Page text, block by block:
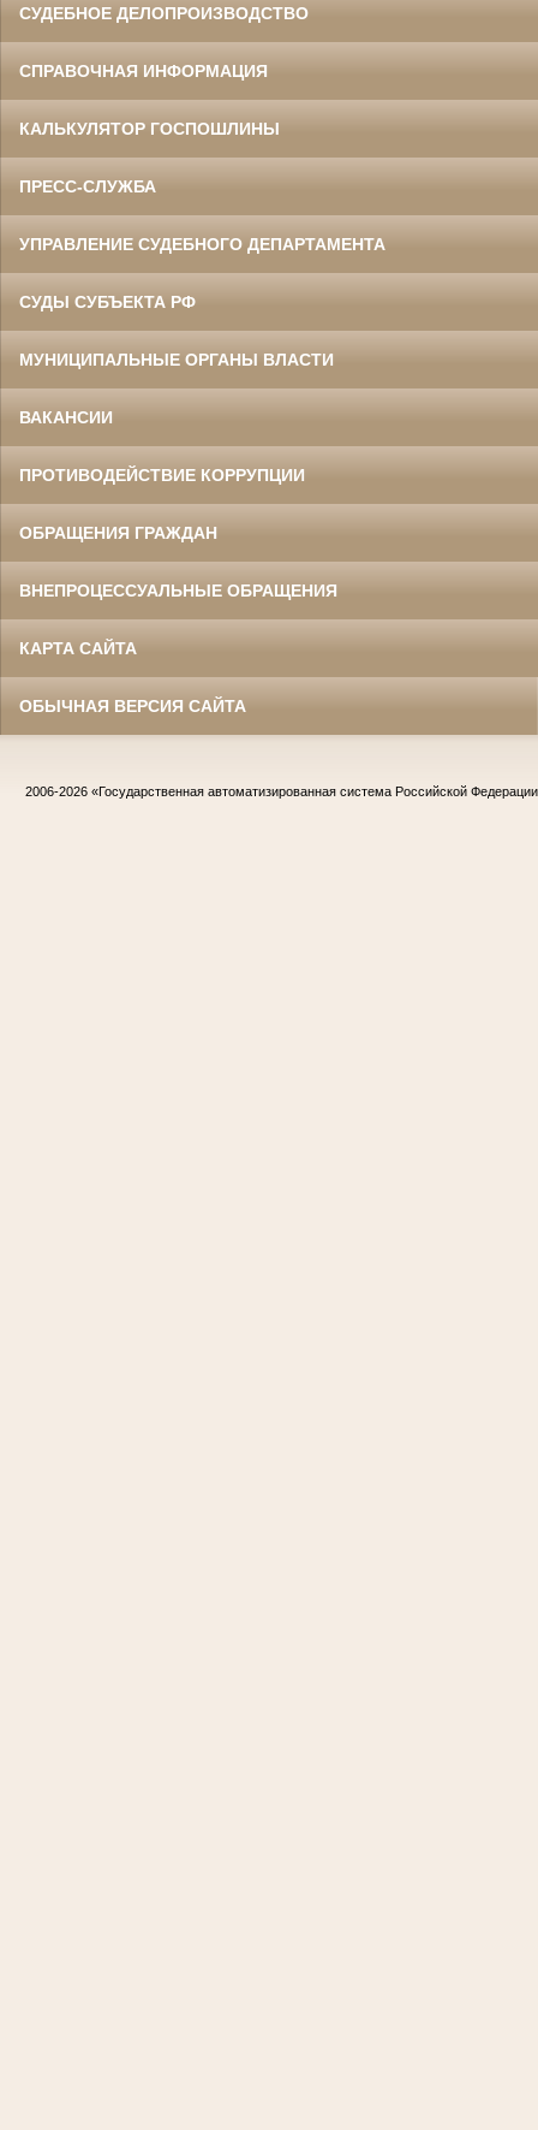
СУДЕБНОЕ ДЕЛОПРОИЗВОДСТВО
СПРАВОЧНАЯ ИНФОРМАЦИЯ
КАЛЬКУЛЯТОР ГОСПОШЛИНЫ
ПРЕСС-СЛУЖБА
УПРАВЛЕНИЕ СУДЕБНОГО ДЕПАРТАМЕНТА
СУДЫ СУБЪЕКТА РФ
МУНИЦИПАЛЬНЫЕ ОРГАНЫ ВЛАСТИ
ВАКАНСИИ
ПРОТИВОДЕЙСТВИЕ КОРРУПЦИИ
ОБРАЩЕНИЯ ГРАЖДАН
ВНЕПРОЦЕССУАЛЬНЫЕ ОБРАЩЕНИЯ
КАРТА САЙТА
ОБЫЧНАЯ ВЕРСИЯ САЙТА
2006-2026 «Государственная автоматизированная система Российской